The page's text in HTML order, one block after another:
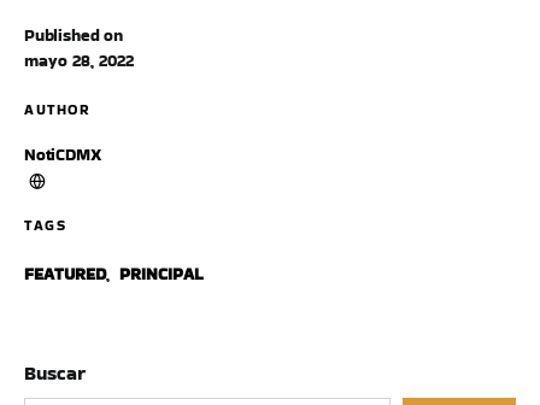
Published on
mayo 28, 2022
AUTHOR
NotiCDMX
TAGS
FEATURED, PRINCIPAL
Buscar